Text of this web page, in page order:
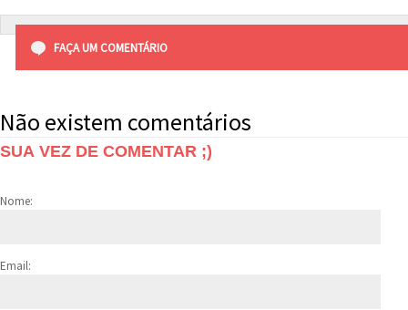
FAÇA UM COMENTÁRIO
Não existem comentários
SUA VEZ DE COMENTAR ;)
Nome:
Email: